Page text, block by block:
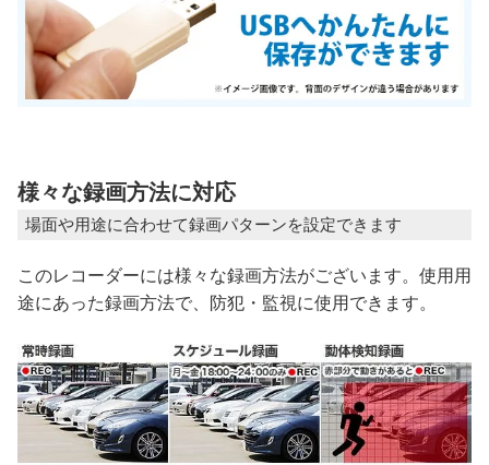
様々な録画方法に対応
場面や用途に合わせて録画パターンを設定できます
このレコーダーには様々な録画方法がございます。使用用
途にあった録画方法で、防犯・監視に使用できます。